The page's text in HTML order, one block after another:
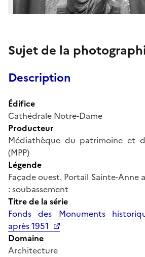
Sujet de la
Description
Édifice
Cathédrale Notre-Dame
Producteur
Médiathèque du patrimoine et
(MPP)
Légende
Façade ouest. Portail Sainte-Anne
: soubassement
Titre de la série
Fonds des Monuments
après 1951
Domaine
Architecture